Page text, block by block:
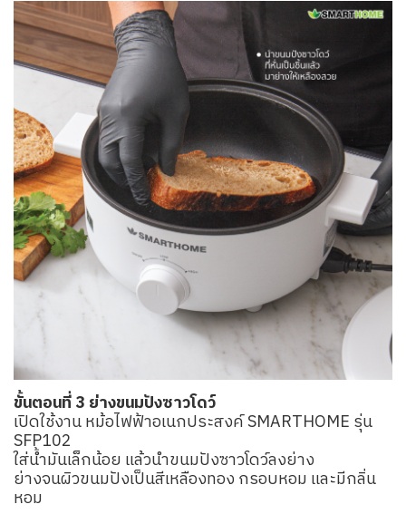
ขั้นตอนที่ 3 ย่างขนมปังซาวโดว์
เปิดใช้งาน หม้อไฟฟ้าอเนกประสงค์ SMARTHOME รุ่น
SFP102
ใส่น้ำมันเล็กน้อย แล้วนำขนมปังซาวโดว์ลงย่าง
ย่างจนผิวขนมปังเป็นสีเหลืองทอง กรอบหอม และมีกลิ่น
หอม